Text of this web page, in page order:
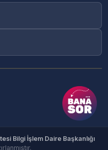
Bilgi İşlem Daire Başkanlığı